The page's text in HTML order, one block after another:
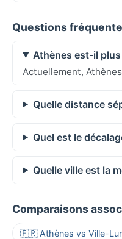
Questions
Athènes est-il
Actuellement,
Quelle distance
Quel est le
Quelle ville est la
Comparaisons
🇫🇷 Athènes vs Ville-